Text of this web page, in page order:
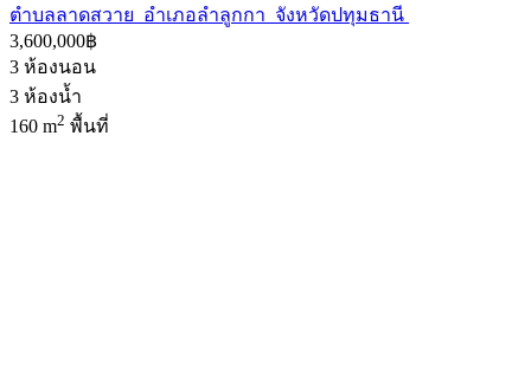
ตำบลลาดสวาย อำเภอลำลูกกา จังหวัดปทุมธานี
3,600,000฿
3 ห้องนอน
3 ห้องน้ำ
160 m2 พื้นที่